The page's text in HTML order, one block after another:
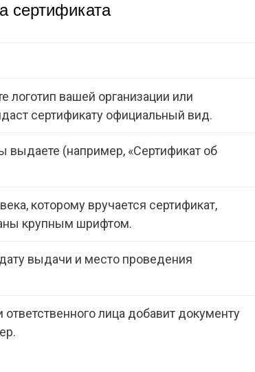
сертификата
логотип вашей организации или
сертификату официальный вид.
выдаете (например, «Сертификат об
которому вручается сертификат,
крупным шрифтом.
выдачи и место проведения
лица добавит документу